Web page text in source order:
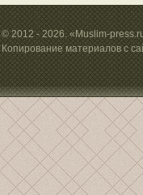
© 2012 - 2026. «Muslim-
Копирование материалов с